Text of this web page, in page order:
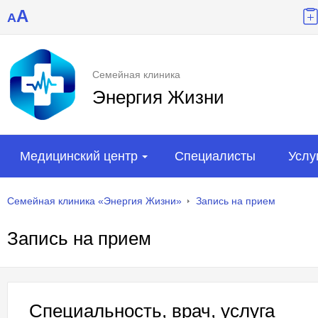
AA
Семейная клиника
Энергия Жизни
Медицинский центр Специалисты
Семейная клиника «Энергия Жизни» Запись на прием
Запись на прием
Специальность, врач, услуга